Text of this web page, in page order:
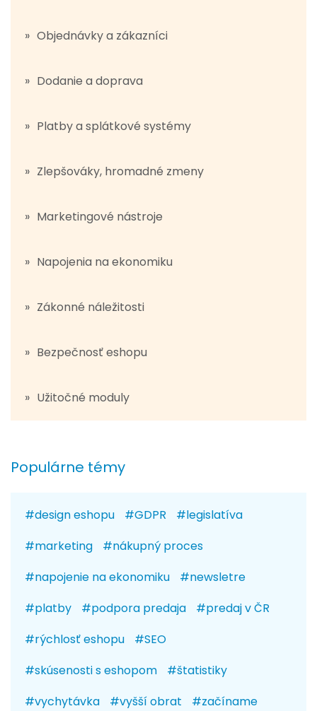
Objednávky a zákazníci
Dodanie a doprava
Platby a splátkové systémy
Zlepšováky, hromadné zmeny
Marketingové nástroje
Napojenia na ekonomiku
Zákonné náležitosti
Bezpečnosť eshopu
Užitočné moduly
design eshopu GDPR
legislatíva
marketing
nákupný proces
napojenie na ekonomiku
newsletre
platby
podpora predaja
predaj v ČR
rýchlosť eshopu
SEO
skúsenosti s eshopom
štatistiky
vychytávka
vyšší obrat
začíname